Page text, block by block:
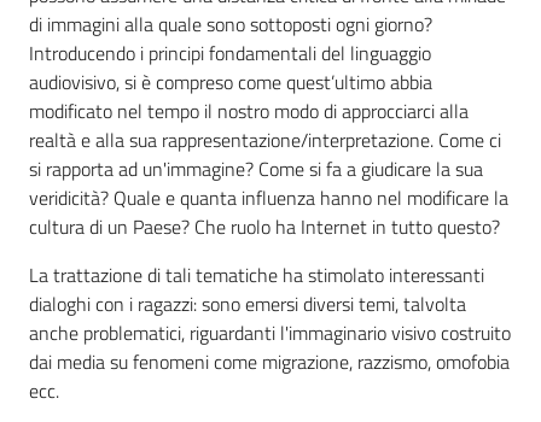
di immagini alla quale sono sottoposti ogni giorno?
Introducendo i principi fondamentali del linguaggio
audiovisivo, si è compreso come quest’ultimo abbia
modificato nel tempo il nostro modo di approcciarci alla
realtà e alla sua rappresentazione/interpretazione. Come ci
si rapporta ad un'immagine? Come si fa a giudicare la sua
veridicità? Quale e quanta influenza hanno nel modificare la
cultura di un Paese? Che ruolo ha Internet in tutto questo?
La trattazione di tali tematiche ha stimolato interessanti
dialoghi con i ragazzi: sono emersi diversi temi, talvolta
anche problematici, riguardanti l'immaginario visivo costruito
dai media su fenomeni come migrazione, razzismo, omofobia
ecc.